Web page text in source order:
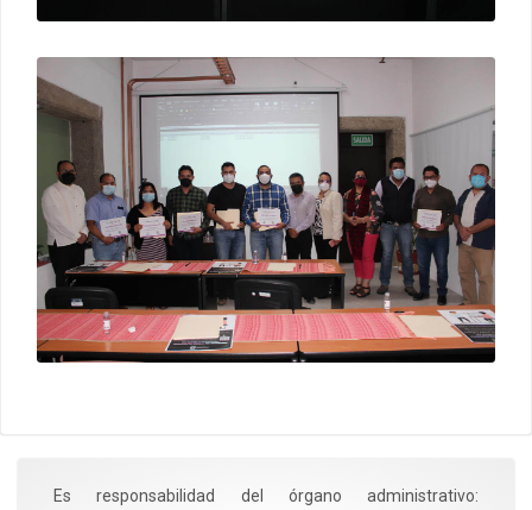
Es responsabilidad del órgano administrativo: